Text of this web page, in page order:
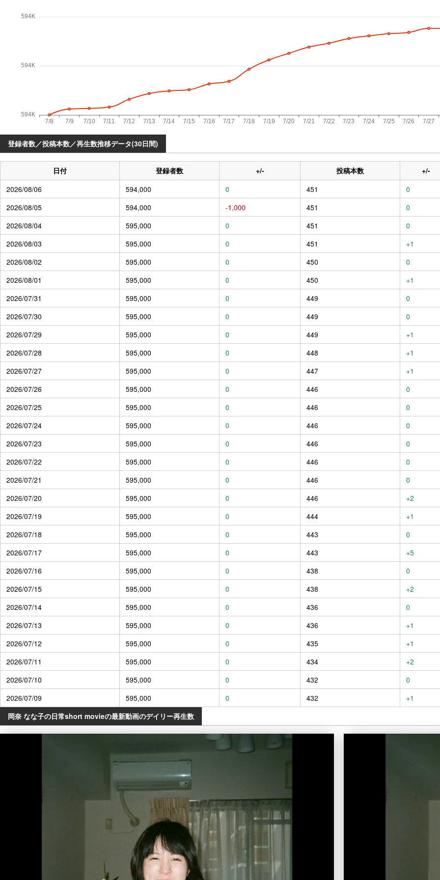
登録者数／投稿本数／再生数推移データ(30日間)
日付 登録者数 +/- 投稿本数
+/-
2026/08/06
594,000 0 451
0
2026/08/05
594,000 -1,000 451
0
2026/08/04
595,000 0 451
0
2026/08/03
595,000 0 451
+1
2026/08/02
595,000 0 450
0
2026/08/01
595,000 0 450
+1
2026/07/31
595,000 0 449
0
2026/07/30
595,000 0 449
0
2026/07/29
595,000 0 449
+1
2026/07/28
595,000 0 448
+1
2026/07/27
595,000 0 447
+1
2026/07/26
595,000 0 446
0
2026/07/25
595,000 0 446
0
2026/07/24
595,000 0 446
0
2026/07/23
595,000 0 446
0
2026/07/22
595,000 0 446
0
2026/07/21
595,000 0 446
0
2026/07/20
595,000 0 446
+2
2026/07/19
595,000 0 444
+1
2026/07/18
595,000 0 443
0
2026/07/17
595,000 0 443
+5
2026/07/16
595,000 0 438
0
2026/07/15
595,000 0 438
+2
2026/07/14
595,000 0 436
0
2026/07/13
595,000 0 436
+1
2026/07/12
595,000 0 435
+1
2026/07/11
595,000 0 434
+2
2026/07/10
595,000 0 432
0
2026/07/09
595,000 0 432
+1
岡奈 なな子の日常short movieの最新動画のデイリー再生数